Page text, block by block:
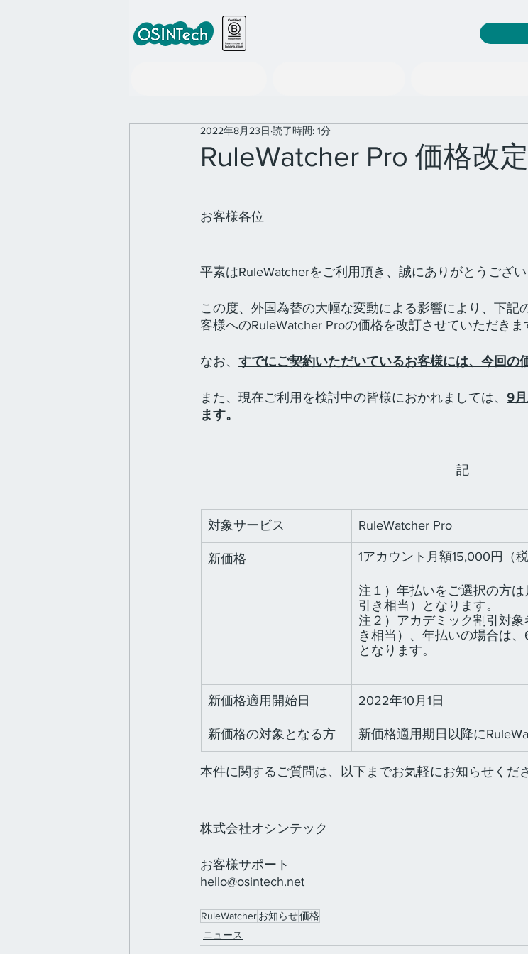
RuleWatcher Pro 価格改
2022年8月23日 読了時間: 1分
お客様各位
平素はRuleWatcherをご利用頂き、誠にありがとうござい
この度、外国為替の大幅な変動による影響により、下記
客様へのRuleWatcher Proの価格を改訂させていただきま
なお、 すでにご契約いただいているお客様には、今回の
また、現在ご利用を検討中の皆様におかれましては、 9
ます。
記
対象サービス RuleWatcher Pro
新価格 1アカウント月額15,000円（税
注１）年払いをご選択の方
引き相当）となります。
注２）アカデミック割引対象
き相当）、年払いの場合は
となります。
新価格適用開始日 2022年10月1日
新価格の対象となる方 新価格適用期日以降に
本件に関するご質問は、以下までお気軽にお知らせくだ
株式会社オシンテック
お客様サポート
hello@osintech.net
RuleWatcherお知らせ価格
ニュース